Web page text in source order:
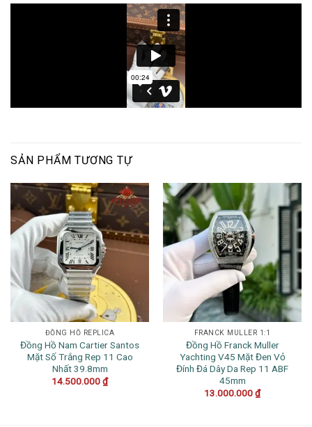
SẢN PHẨM TƯƠNG TỰ
ĐỒNG HỒ REPLICA
Đồng Hồ Nam Cartier Santos
Mặt Số Trắng Rep 11 Cao
Nhất 39.8mm
14.500.000₫
FRANCK MULLER 1:1
Đồng Hồ Franck Muller
Yachting V45 Mặt Đen Vỏ
Đính Đá Dây Da Rep 11 ABF
45mm
13.000.000₫